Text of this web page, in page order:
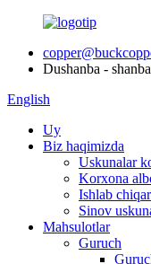
Dushanba -
English
Uy
Biz haqimizda
Uskunalar
Korxona
Ishlab
Sinov
Mahsulotlar
Guruch